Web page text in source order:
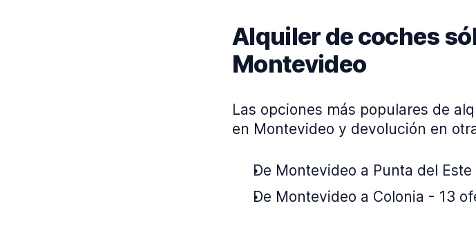
Alquiler de coches
Montevideo
Las opciones más populares de
en Montevideo y devolución en
De Montevideo a Punta del
De Montevideo a Colonia - 13